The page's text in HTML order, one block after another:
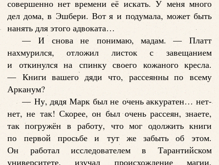
совершенно нет времени её искать. У меня много
дел дома, в Эшбери. Вот я и подумала, может быть
нанять для этого адвоката…
— И снова не понимаю, мадам. — Платт
нахмурился, отложил листок с завещанием
и откинулся на спинку своего кожаного кресла.
— Книги вашего дяди что, рассеянны по всему
Арканум?
— Ну, дядя Марк был не очень аккуратен… нет-
нет, не так! Скорее, он был очень рассеян, знаете,
так погружён в работу, что мог одолжить книги
по первой просьбе и тут же забыть об этом.
Он работал исследователем в Тарантийском
университете, изучал происхождение магии,